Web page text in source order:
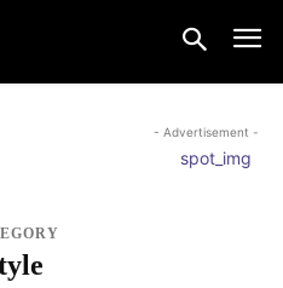
- Advertisement -